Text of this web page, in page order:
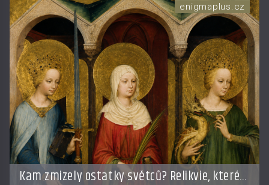
Kam zmizely ostatky světců? Relikvie, které
enigmaplus.cz